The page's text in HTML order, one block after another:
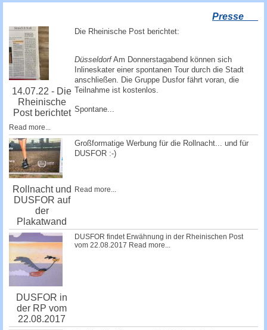
u
c
Presse
14.07.22 - Die
Rheinische
Post berichtet
Die Rheinische Post berichtet:
DüsseldorfAm Donnerstagabend können sich
Inlineskater einer spontanen Tour durch die Stadt
anschließen. Die Gruppe Dusfor fährt voran, die
Teilnahme ist kostenlos.
Spontane...
Read more...
Rollnacht und
DUSFOR auf
der
Plakatwand
Großformatige Werbung für die Rollnacht... und für
DUSFOR :-)
Read more...
DUSFOR in
der RP vom
22.08.2017
DUSFOR findet Erwähnung in der Rheinischen Post
vom 22.08.2017 Read more...